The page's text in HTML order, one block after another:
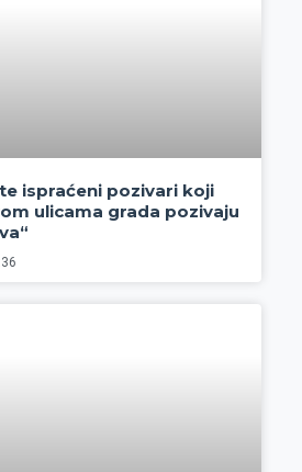
ispraćeni pozivari koji
ulicama grada pozivaju